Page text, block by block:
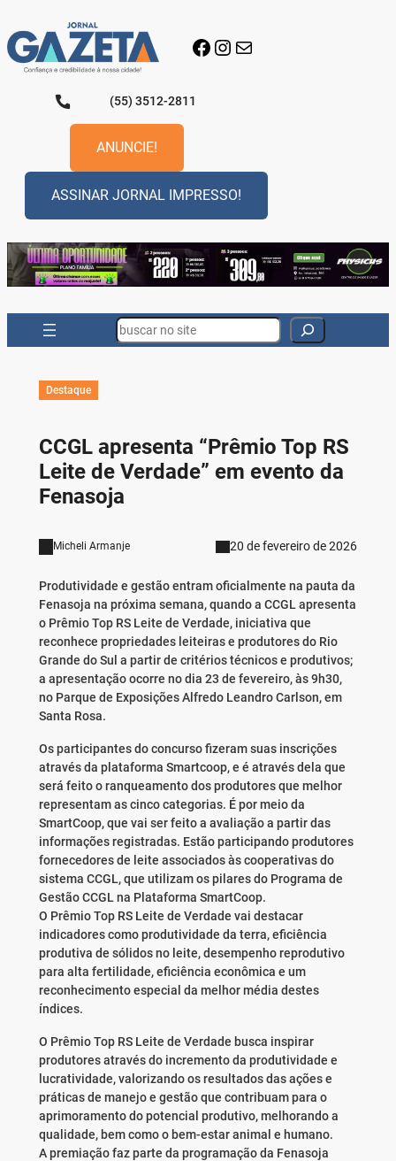
para
o
conteúdo
Facebook
Instagram
E-mail
(55) 3512-2811
ANUNCIE!
ASSINAR JORNAL IMPRESSO!
Search
Destaque
CCGL apresenta “Prêmio Top RS
Leite de Verdade” em evento da
Fenasoja
Micheli Armanje 20 de fevereiro de 2026
Produtividade e gestão entram oficialmente na pauta da
Fenasoja na próxima semana, quando a CCGL apresenta
o Prêmio Top RS Leite de Verdade, iniciativa que
reconhece propriedades leiteiras e produtores do Rio
Grande do Sul a partir de critérios técnicos e produtivos;
a apresentação ocorre no dia 23 de fevereiro, às 9h30,
no Parque de Exposições Alfredo Leandro Carlson, em
Santa Rosa.
Os participantes do concurso fizeram suas inscrições
através da plataforma Smartcoop, e é através dela que
será feito o ranqueamento dos produtores que melhor
representam as cinco categorias. É por meio da
SmartCoop, que vai ser feito a avaliação a partir das
informações registradas. Estão participando produtores
fornecedores de leite associados às cooperativas do
sistema CCGL, que utilizam os pilares do Programa de
Gestão CCGL na Plataforma SmartCoop.
O Prêmio Top RS Leite de Verdade vai destacar
indicadores como produtividade da terra, eficiência
produtiva de sólidos no leite, desempenho reprodutivo
para alta fertilidade, eficiência econômica e um
reconhecimento especial da melhor média destes
índices.
O Prêmio Top RS Leite de Verdade busca inspirar
produtores através do incremento da produtividade e
lucratividade, valorizando os resultados das ações e
práticas de manejo e gestão que contribuam para o
aprimoramento do potencial produtivo, melhorando a
qualidade, bem como o bem-estar animal e humano.
A premiação faz parte da programação da Fenasoja